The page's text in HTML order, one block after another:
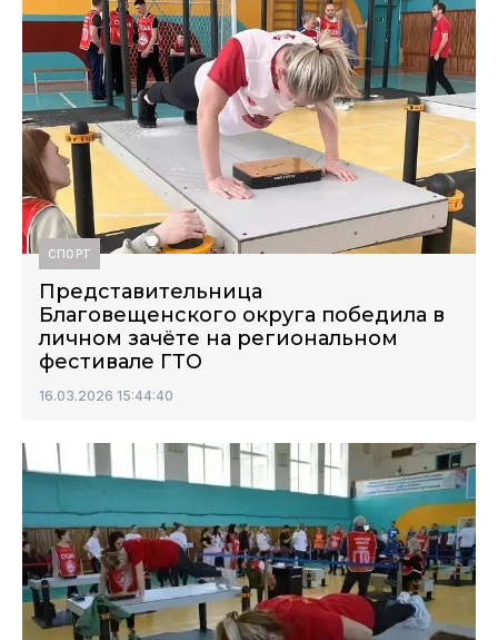
СПОРТ
Представительница
Благовещенского округа победила в
личном зачёте на региональном
фестивале ГТО
16.03.2026 15:44:40